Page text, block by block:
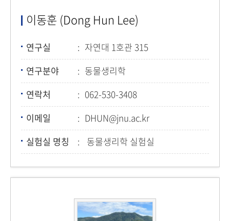
이동훈 (Dong Hun Lee)
연구실
자연대 1호관 315
연구분야
동물생리학
연락처
062-530-3408
이메일
DHUN@jnu.ac.kr
실험실 명칭
동물생리학 실험실